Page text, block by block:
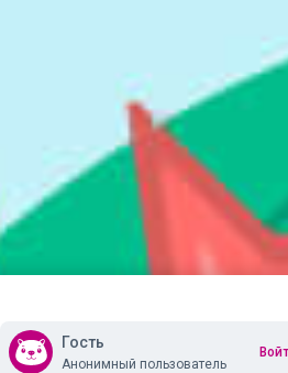
Гость
Анонимный пользователь